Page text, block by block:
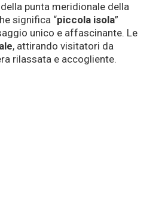
punta meridionale della
significa “piccola isola”
unico e affascinante. Le
, attirando visitatori da
rilassata e accogliente.